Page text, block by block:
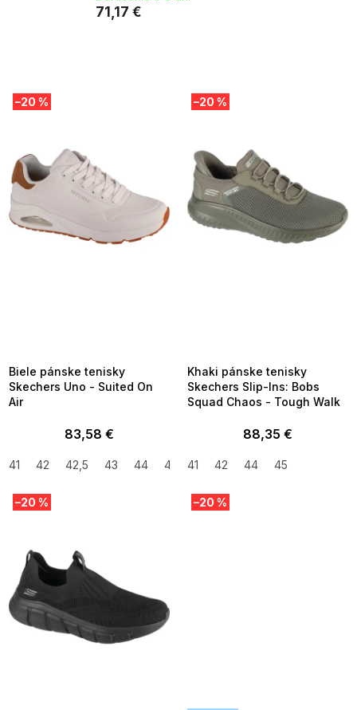
71,17 €
ý
p
r
o
d
–20 %
Biele pánske tenisky
Skechers Uno - Suited On
Air
83,58 €
41 42 42,5 43 44 45 46 47,5
–20 %
Khaki pánske tenisky
Skechers Slip-Ins: Bobs
Squad Chaos - Tough Walk
88,35 €
41 42 44 45
–20 % –20 %